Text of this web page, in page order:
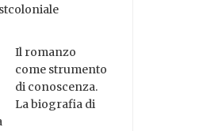
Il romanzo
come strumento
di conoscenza.
La biografia di